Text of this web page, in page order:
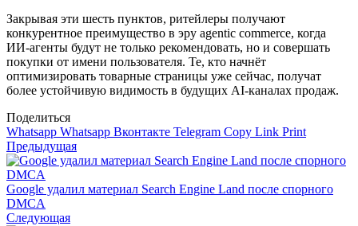
Закрывая эти шесть пунктов, ритейлеры получают
конкурентное преимущество в эру agentic commerce, когда
ИИ‑агенты будут не только рекомендовать, но и совершать
покупки от имени пользователя. Те, кто начнёт
оптимизировать товарные страницы уже сейчас, получат
более устойчивую видимость в будущих AI‑каналах продаж.
Поделиться
Whatsapp Whatsapp Вконтакте Telegram Copy Link Print
Предыдущая
Google удалил материал Search Engine Land после спорного
DMCA
Следующая